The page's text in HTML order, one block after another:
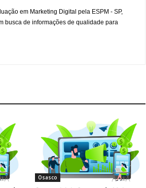
em Marketing Digital pela ESPM - SP,
busca de informações de qualidade para
Osasco